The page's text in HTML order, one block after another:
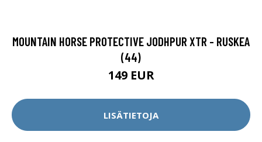
MOUNTAIN HORSE PROTECTIVE JODHPUR XTR - RUSKEA
(44)
149 EUR
LISÄTIETOJA